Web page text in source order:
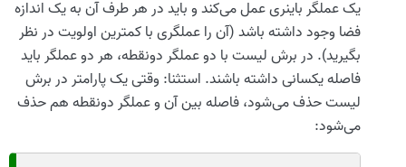
یک عملگر باینری عمل می‌کند و باید در هر طرف آن به یک اندازه
فضا وجود داشته باشد (آن را عملگری با کمترین اولویت در نظر
بگیرید). در برش لیست با دو عملگر دونقطه، هر دو عملگر باید
فاصله یکسانی داشته باشند. استثنا: وقتی یک پارامتر در برش
لیست حذف می‌شود، فاصله بین آن و عملگر دونقطه هم حذف
می‌شود: